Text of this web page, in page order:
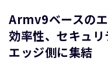
Armv9ベースの
効率性、セキュ
エッジ側に集結